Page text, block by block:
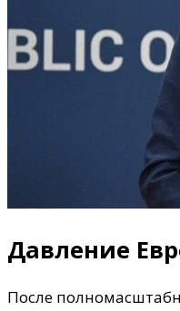
Давление
После